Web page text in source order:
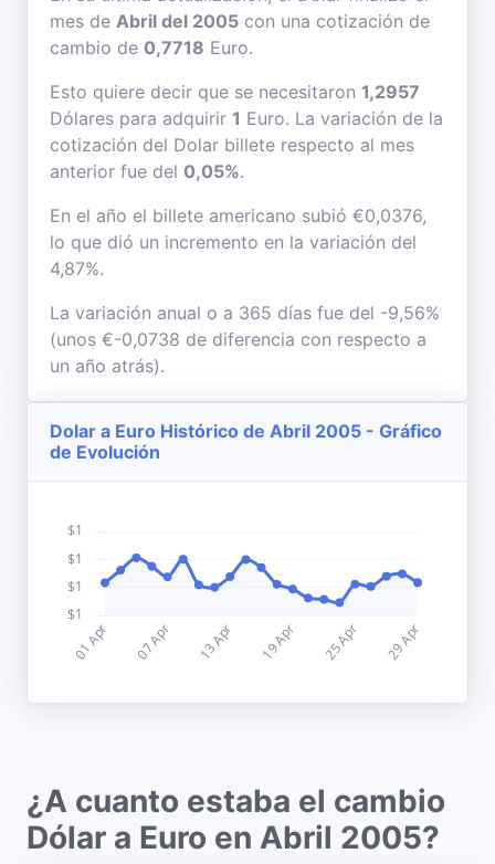
mes de Abril del 2005 con una cotización de
cambio de 0,7718 Euro.
Esto quiere decir que se necesitaron 1,2957
Dólares para adquirir 1 Euro. La variación de la
cotización del Dolar billete respecto al mes
anterior fue del 0,05%.
En el año el billete americano subió €0,0376,
lo que dió un incremento en la variación del
4,87%.
La variación anual o a 365 días fue del -9,56%
(unos €-0,0738 de diferencia con respecto a
un año atrás).
Dolar a Euro Histórico de Abril 2005 - Gráfico
de Evolución
¿A cuanto estaba el cambio
Dólar a Euro en Abril 2005?